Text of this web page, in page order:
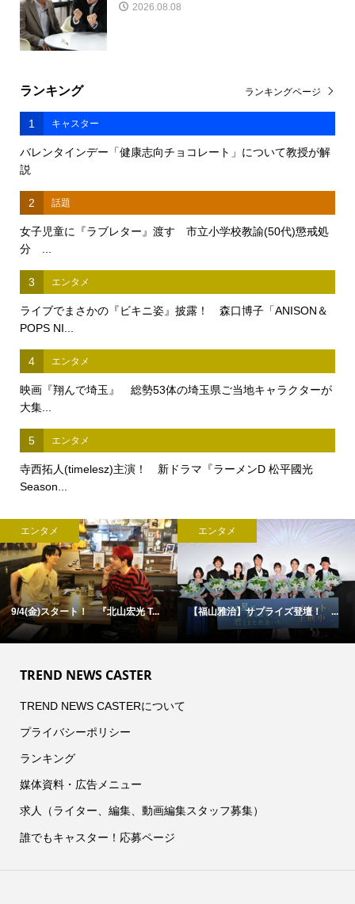
2026.08.08
ランキング
1 キャスター
バレンタインデー「健康志向チョコレート」について教授が解
説
2 話題
女子児童に『ラブレター』渡す 市立小学校教諭(50代)懲戒処
分 ...
3 エンタメ
ライブでまさかの『ビキニ姿』披露！ 森口博子「ANISON＆
POPS NI...
4 エンタメ
映画『翔んで埼玉』 総勢53体の埼玉県ご当地キャラクターが
大集...
5 エンタメ
寺西拓人(timelesz)主演！ 新ドラマ『ラーメンD 松平國光
Season...
ランキングページ
エンタメ
9/4(金)スタート！ 『北山宏光 T...
エンタメ
【福山雅治】サプライズ登壇！ ...
TREND NEWS CASTER
TREND NEWS CASTERについて
プライバシーポリシー
ランキング
媒体資料・広告メニュー
求人（ライター、編集、動画編集スタッフ募集）
誰でもキャスター！応募ページ